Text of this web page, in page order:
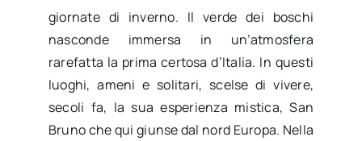
giornate di inverno. Il verde dei boschi
nasconde immersa in un’atmosfera
rarefatta la prima certosa d’Italia. In questi
luoghi, ameni e solitari, scelse di vivere,
secoli fa, la sua esperienza mistica, San
Bruno che qui giunse dal nord Europa. Nella